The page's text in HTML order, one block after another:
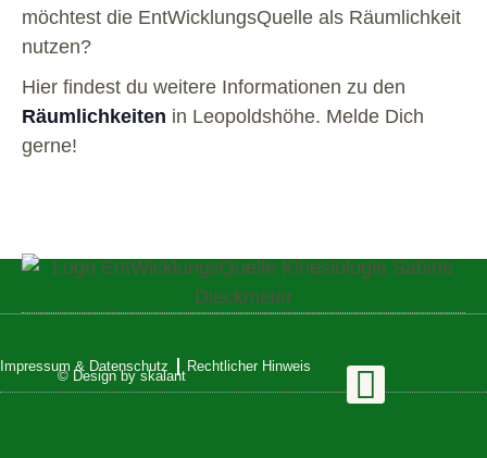
möchtest die EntWicklungsQuelle als Räumlichkeit
nutzen?
Hier findest du weitere Informationen zu den
Räumlichkeiten in Leopoldshöhe. Melde Dich
gerne!
Impressum & Datenschutz Rechtlicher Hinweis
© Design by skalant